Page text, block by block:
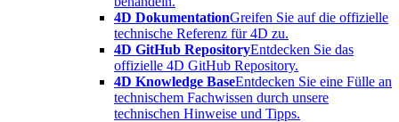
4D DokumentationGreifen Sie auf die offizielle
technische Referenz für 4D zu.
4D GitHub RepositoryEntdecken Sie das
offizielle 4D GitHub Repository.
4D Knowledge BaseEntdecken Sie eine Fülle an
technischem Fachwissen durch unsere
technischen Hinweise und Tipps.